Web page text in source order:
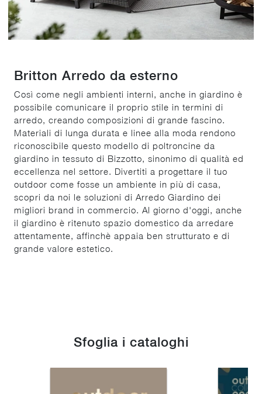
Britton Arredo da esterno
Così come negli ambienti interni, anche in giardino è
possibile comunicare il proprio stile in termini di
arredo, creando composizioni di grande fascino.
Materiali di lunga durata e linee alla moda rendono
riconoscibile questo modello di poltroncine da
giardino in tessuto di Bizzotto, sinonimo di qualità ed
eccellenza nel settore. Divertiti a progettare il tuo
outdoor come fosse un ambiente in più di casa,
scopri da noi le soluzioni di Arredo Giardino dei
migliori brand in commercio. Al giorno d'oggi, anche
il giardino è ritenuto spazio domestico da arredare
attentamente, affinchè appaia ben strutturato e di
grande valore estetico.
Sfoglia i cataloghi